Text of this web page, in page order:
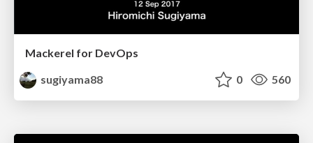
Mackerel for DevOps
sugiyama88
0 560